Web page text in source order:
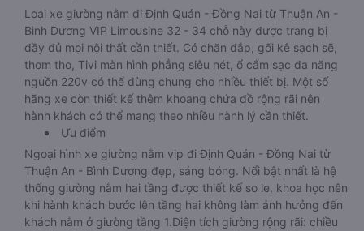
Loại xe giường nằm đi Định Quán - Đồng Nai từ Thuận An -
Bình Dương VIP Limousine 32 - 34 chỗ này được trang bị
đầy đủ mọi nội thất cần thiết. Có chăn đắp, gối kê sạch sẽ,
thơm tho, Tivi màn hình phẳng siêu nét, ổ cắm sạc đa năng
nguồn 220v có thể dùng chung cho nhiều thiết bị. Một số
hãng xe còn thiết kế thêm khoang chứa đồ rộng rãi nên
hành khách có thể mang theo nhiều hành lý cần thiết.
Ưu điểm
Ngoại hình xe giường nằm vip đi Định Quán - Đồng Nai từ
Thuận An - Bình Dương đẹp, sáng bóng. Nổi bật nhất là hệ
thống giường nằm hai tầng được thiết kế so le, khoa học nên
khi hành khách bước lên tầng hai không làm ảnh hưởng đến
khách nằm ở giường tầng 1.Diện tích giường rộng rãi: chiều